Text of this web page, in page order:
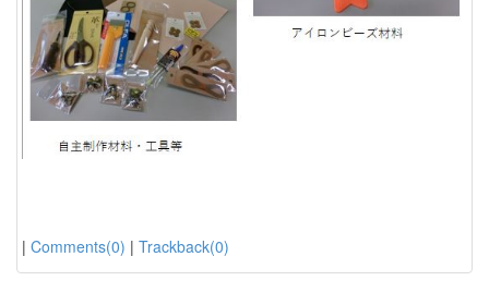
| Comments(0) | Trackback(0)